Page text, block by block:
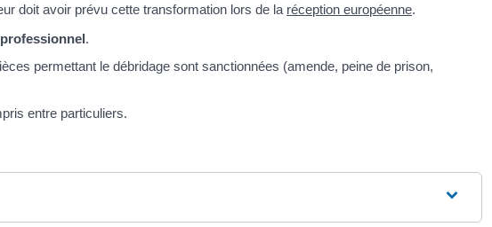
doit avoir prévu cette transformation lors de la réception européenne.
.
permettant le débridage sont sanctionnées (amende, peine de prison,
entre particuliers.